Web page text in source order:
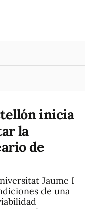
inicia
la
de
Jaume I
de una